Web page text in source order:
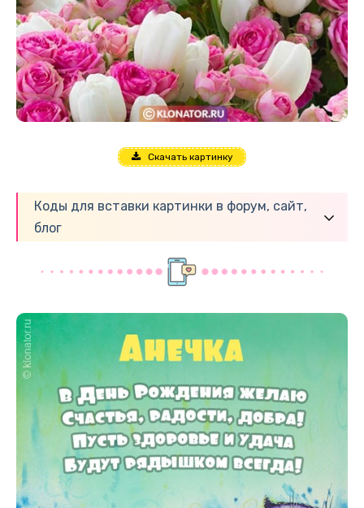
Скачать картинку
Коды для вставки картинки в форум, сайт,
блог